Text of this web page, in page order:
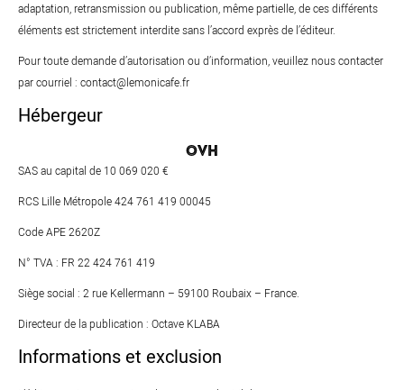
adaptation, retransmission ou publication, même partielle, de ces différents
éléments est strictement interdite sans l’accord exprès de l’éditeur.
Pour toute demande d’autorisation ou d’information, veuillez nous contacter
par courriel : contact@lemonicafe.fr
Hébergeur
OVH
SAS au capital de 10 069 020 €
RCS Lille Métropole 424 761 419 00045
Code APE 2620Z
N° TVA : FR 22 424 761 419
Siège social : 2 rue Kellermann – 59100 Roubaix – France.
Directeur de la publication : Octave KLABA
Informations et exclusion